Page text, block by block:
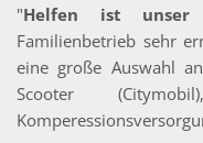
"Helfen ist unser
Familienbetrieb sehr
eine große Auswahl
Scooter